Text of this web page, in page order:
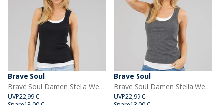
Brave Soul
Brave Soul Damen Stella Weste Schwarz/Weiß
UVP22,99 €
Brave Soul
Brave Soul Damen Stella Weste Charcoal Marl/Weiß
UVP22,99 €